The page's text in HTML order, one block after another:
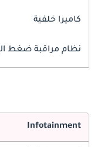
كاميرا خلفية
نظام مراقبة ضغط
Infotainment